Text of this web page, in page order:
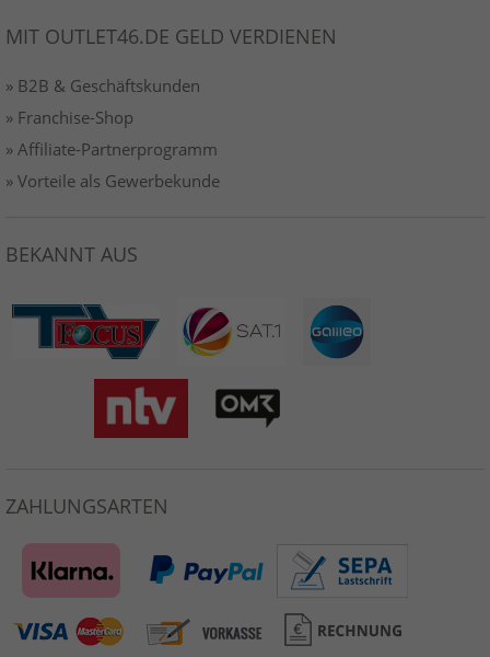
MIT OUTLET46.DE GELD VERDIENEN
» B2B & Geschäftskunden
» Franchise-Shop
» Affiliate-Partnerprogramm
» Vorteile als Gewerbekunde
BEKANNT AUS
ZAHLUNGSARTEN